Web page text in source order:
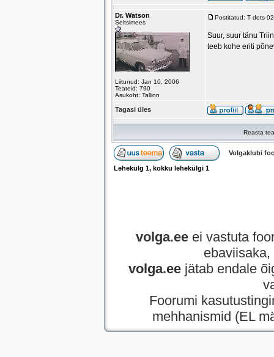
Dr. Watson
Seltsimees
Liitunud: Jan 10, 2006
Teateid: 790
Asukoht: Tallinn
Postitatud: T dets
Suur, suur tänu
teeb kohe eriti
Tagasi üles
Reasta
Volgaklubi
Lehekülg 1, kokku lehekülgi 1
volga.eeei vastuta
volga.ee jätab endale
Foorumi
mehhanismid (EL